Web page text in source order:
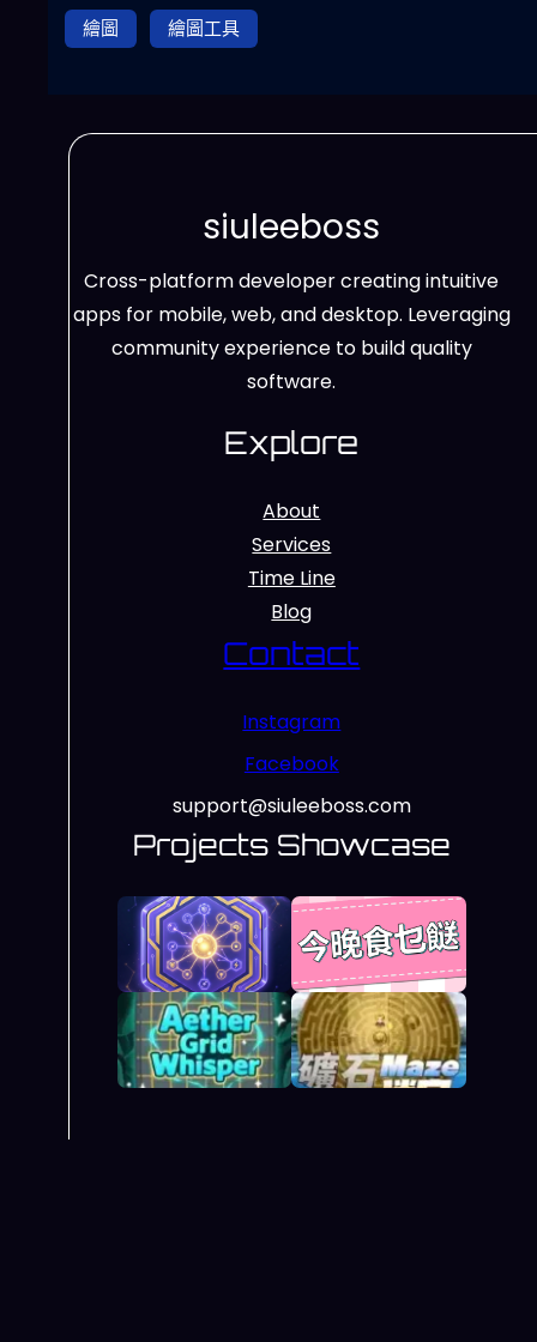
繪圖
繪圖工具
siuleeboss
Cross-platform developer creating intuitive
apps for mobile, web, and desktop. Leveraging
community experience to build quality
software.
Explore
About
Services
Time Line
Blog
Contact
Instagram
Facebook
support@siuleeboss.com
Projects Showcase